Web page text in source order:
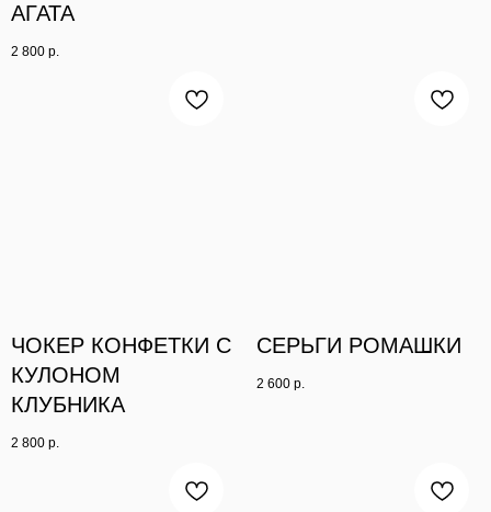
АГАТА
2 800 р.
ЧОКЕР КОНФЕТКИ С
КУЛОНОМ
КЛУБНИКА
2 800 р.
СЕРЬГИ РОМАШКИ
2 600 р.